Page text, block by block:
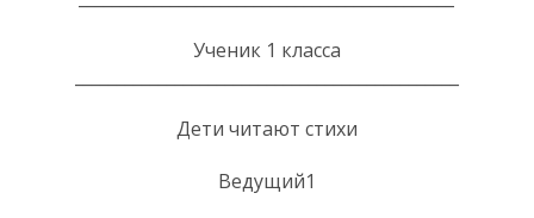
Ученик 1 класса
Дети читают стихи
Ведущий1